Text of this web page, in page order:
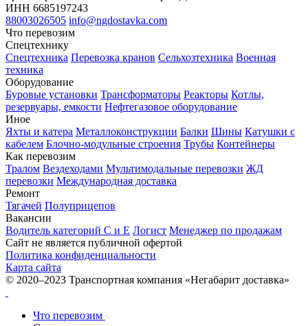
ИНН 6685197243
88003026505 info@ngdostavka.com
Что перевозим
Спецтехнику
Спецтехника Перевозка кранов Сельхозтехника Военная
техника
Оборудование
Буровые установки Трансформаторы Реакторы Котлы,
резервуары, емкости Нефтегазовое оборудование
Иное
Яхты и катера Металлоконструкции Балки Шины Катушки с
кабелем Блочно-модульные строения Трубы Контейнеры
Как перевозим
Тралом Вездеходами Мультимодальные перевозки ЖД
перевозки Международная доставка
Ремонт
Тягачей Полуприцепов
Вакансии
Водитель категорий С и Е Логист Менеджер по продажам
Сайт не является публичной офертой
Политика конфиденциальности
Карта сайта
© 2020–2023 Транспортная компания «Негабарит доставка»
Что перевозим